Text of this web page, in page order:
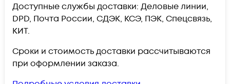
Доступные службы доставки: Деловые линии,
DPD, Почта России, СДЭК, КСЭ, ПЭК, Спецсвязь,
КИТ.
Сроки и стоимость доставки рассчитываются
при оформлении заказа.